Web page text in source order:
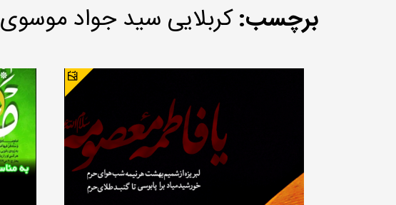
برچسب:کربلایی سید جواد موسوی